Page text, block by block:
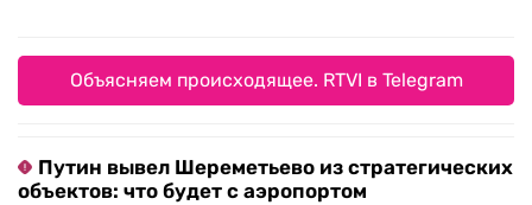
Объясняем происходящее. RTVI в Telegram
Путин вывел Шереметьево из стратегических
объектов: что будет с аэропортом